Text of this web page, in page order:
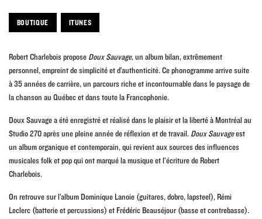
BOUTIQUE ITUNES
Robert Charlebois propose Doux Sauvage, un album bilan, extrêmement
personnel, empreint de simplicité et d’authenticité. Ce phonogramme arrive suite
à 35 années de carrière, un parcours riche et incontournable dans le paysage de
la chanson au Québec et dans toute la Francophonie.
Doux Sauvage a été enregistré et réalisé dans le plaisir et la liberté à Montréal au
Studio 270 après une pleine année de réflexion et de travail. Doux Sauvageest
un album organique et contemporain, qui revient aux sources des influences
musicales folk et pop qui ont marqué la musique et l’écriture de Robert
Charlebois.
On retrouve sur l’album Dominique Lanoie (guitares, dobro, lapsteel), Rémi
Leclerc (batterie et percussions) et Frédéric Beauséjour (basse et contrebasse).